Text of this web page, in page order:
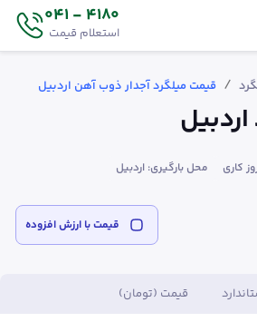
4180 - 041
استعلام قیمت
/ قیمت میلگرد آجدار ذوب آهن اردبیل
محل بارگیری: اردبیل
قیمت‌ با ارزش افزوده
قیمت (تومان)